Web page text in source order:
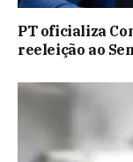
PT oficializa
reeleição ao